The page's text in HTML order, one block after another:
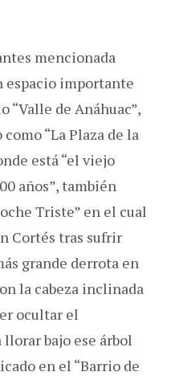
mencionada
espacio importante
“Valle de Anáhuac”,
“La Plaza de la
está “el viejo
años”, también
Triste” en el cual
Cortés tras sufrir
grande derrota en
la cabeza inclinada
ocultar el
bajo ese árbol
en el “Barrio de